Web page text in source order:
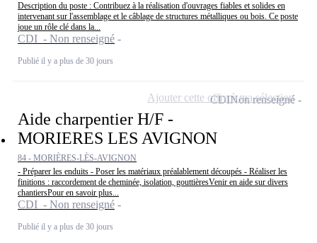
Description du poste : Contribuez à la réalisation d'ouvrages fiables et solides en
intervenant sur l'assemblage et le câblage de structures métalliques ou bois. Ce poste
joue un rôle clé dans la...
CDI - Non renseigné
Publié il y a plus de 30 jours
Aide charpentier H/F -
MORIERES LES AVIGNON
84 - MORIÈRES-LÈS-AVIGNON
- Préparer les enduits - Poser les matériaux préalablement découpés - Réaliser les
finitions : raccordement de cheminée, isolation, gouttièresVenir en aide sur divers
chantiersPour en savoir plus...
CDI - Non renseigné
Publié il y a plus de 30 jours
CDINon renseigné
Ajouter cette offre à ma sélection